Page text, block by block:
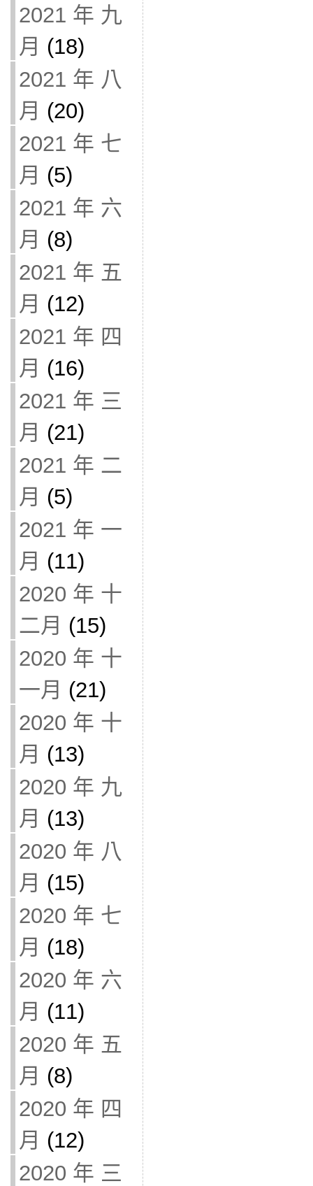
2021 年 九
月 (18)
2021 年 八
月 (20)
2021 年 七
月 (5)
2021 年 六
月 (8)
2021 年 五
月 (12)
2021 年 四
月 (16)
2021 年 三
月 (21)
2021 年 二
月 (5)
2021 年 一
月 (11)
2020 年 十
二月 (15)
2020 年 十
一月 (21)
2020 年 十
月 (13)
2020 年 九
月 (13)
2020 年 八
月 (15)
2020 年 七
月 (18)
2020 年 六
月 (11)
2020 年 五
月 (8)
2020 年 四
月 (12)
2020 年 三